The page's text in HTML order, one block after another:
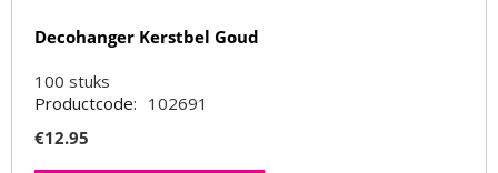
Decohanger Kerstbel Goud
100 stuks
Productcode: 102691
€12.95